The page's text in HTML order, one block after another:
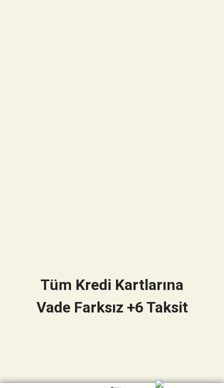
Tüm Kredi Kartlarına
Vade Farksız +6 Taksit